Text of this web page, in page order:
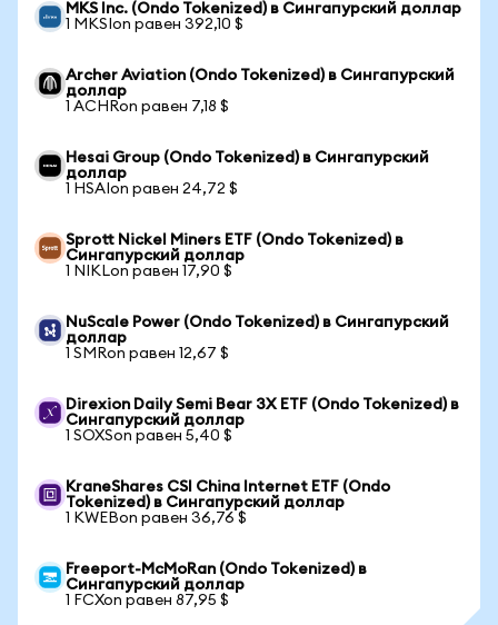
MKS Inc. (Ondo Tokenized) в Сингапурский доллар
1 MKSIon равен 392,10 $
Archer Aviation (Ondo Tokenized) в Сингапурский
доллар
1 ACHRon равен 7,18 $
Hesai Group (Ondo Tokenized) в Сингапурский
доллар
1 HSAIon равен 24,72 $
Sprott Nickel Miners ETF (Ondo Tokenized) в
Сингапурский доллар
1 NIKLon равен 17,90 $
NuScale Power (Ondo Tokenized) в Сингапурский
доллар
1 SMRon равен 12,67 $
Direxion Daily Semi Bear 3X ETF (Ondo Tokenized) в
Сингапурский доллар
1 SOXSon равен 5,40 $
KraneShares CSI China Internet ETF (Ondo
Tokenized) в Сингапурский доллар
1 KWEBon равен 36,76 $
Freeport-McMoRan (Ondo Tokenized) в
Сингапурский доллар
1 FCXon равен 87,95 $